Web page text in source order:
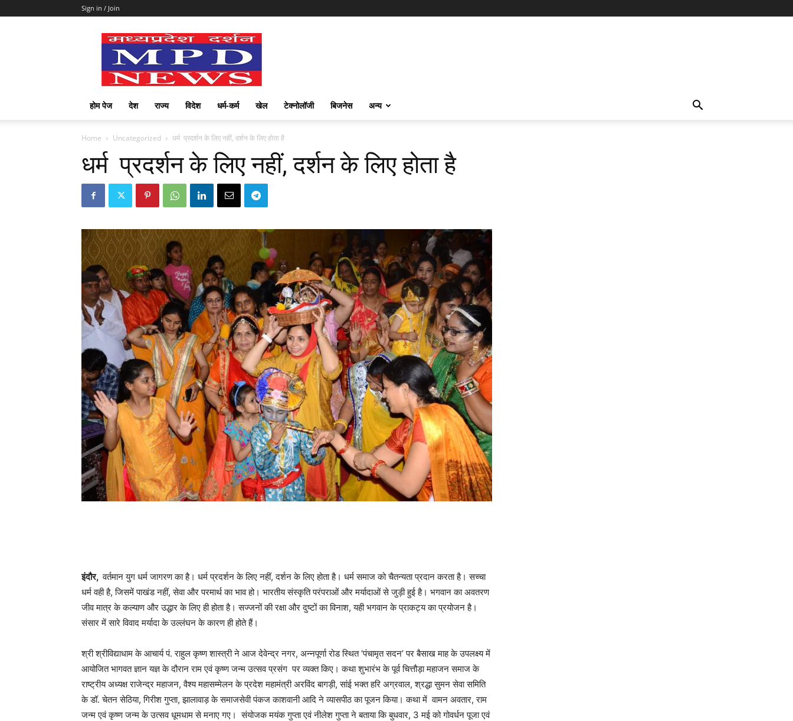
Sign in / Join
mpd
Slot
Gacor
Slot
Pragmatic
Toto
Slot
होम पेज देश राज्य विदेश धर्म-कर्म खेल टेक्नोलॉजी बिजनेस अन्य
Home Uncategorized धर्म प्रदर्शन के लिए नहीं, दर्शन के लिए होता है
धर्म प्रदर्शन के लिए नहीं, दर्शन के लिए होता है
इंदौर, वर्तमान युग धर्म जागरण का है। धर्म प्रदर्शन के लिए नहीं, दर्शन के लिए होता है। धर्म समाज को चैतन्यता प्रदान करता है। सच्चा
धर्म वही है, जिसमें पाखंड नहीं, सेवा और परमार्थ का भाव हो। भारतीय संस्कृति परंपराओं और मर्यादाओं से जुड़ी हुई है। भगवान का अवतरण
जीव मात्र के कल्याण और उद्धार के लिए ही होता है। सज्जनों की रक्षा और दुष्टों का विनाश, यही भगवान के प्राकट्य का प्रयोजन है।
संसार में सारे विवाद मर्यादा के उल्लंघन के कारण ही होते हैं।
श्री श्रीविद्याधाम के आचार्य पं. राहुल कृष्ण शास्त्री ने आज देवेन्द्र नगर, अन्नपूर्णा रोड स्थित ‘पंचामृत सदन’ पर बैसाख माह के उपलक्ष्य में
आयोजित भागवत ज्ञान यज्ञ के दौरान राम एवं कृष्ण जन्म उत्सव प्रसंग पर व्यक्त किए। कथा शुभारंभ के पूर्व चित्तौड़ा महाजन समाज के
राष्ट्रीय अध्यक्ष राजेन्द्र महाजन, वैश्य महासम्मेलन के प्रदेश महामंत्री अरविंद बागड़ी, सांई भक्त हरि अग्रवाल, श्रद्धा सुमन सेवा समिति
के डॉ. चेतन सेठिया, गिरीश गुप्ता, झालावाड़ के समाजसेवी पंकज काशवानी आदि ने व्यासपीठ का पूजन किया। कथा में वामन अवतार, राम
जन्म एवं कृष्ण जन्म के उत्सव धूमधाम से मनाए गए। संयोजक मयंक गुप्ता एवं नीलेश गुप्ता ने बताया कि बुधवार, 3 मई को गोवर्धन पूजा एवं